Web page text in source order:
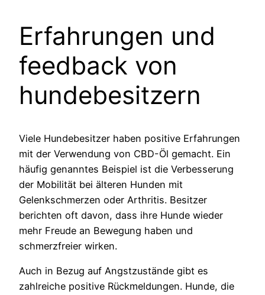
Erfahrungen und
feedback von
hundebesitzern
Viele Hundebesitzer haben positive Erfahrungen
mit der Verwendung von CBD-Öl gemacht. Ein
häufig genanntes Beispiel ist die Verbesserung
der Mobilität bei älteren Hunden mit
Gelenkschmerzen oder Arthritis. Besitzer
berichten oft davon, dass ihre Hunde wieder
mehr Freude an Bewegung haben und
schmerzfreier wirken.
Auch in Bezug auf Angstzustände gibt es
zahlreiche positive Rückmeldungen. Hunde, die